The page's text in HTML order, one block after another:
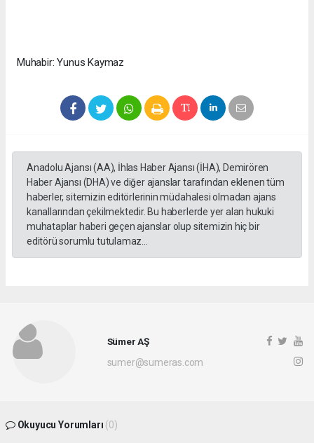
Muhabir: Yunus Kaymaz
Anadolu Ajansı (AA), İhlas Haber Ajansı (İHA), Demirören
Haber Ajansı (DHA) ve diğer ajanslar tarafından eklenen tüm
haberler, sitemizin editörlerinin müdahalesi olmadan ajans
kanallarından çekilmektedir. Bu haberlerde yer alan hukuki
muhataplar haberi geçen ajanslar olup sitemizin hiç bir
editörü sorumlu tutulamaz...
Sümer AŞ
sumer@sumeras.com
Okuyucu Yorumları (0)